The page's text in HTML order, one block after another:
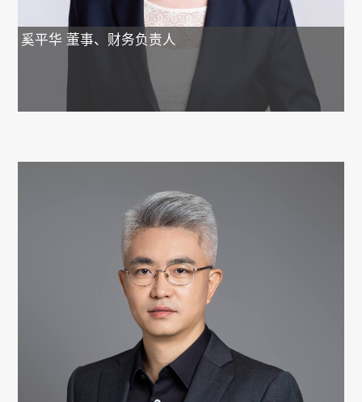
奚平华 董事、财务负责人